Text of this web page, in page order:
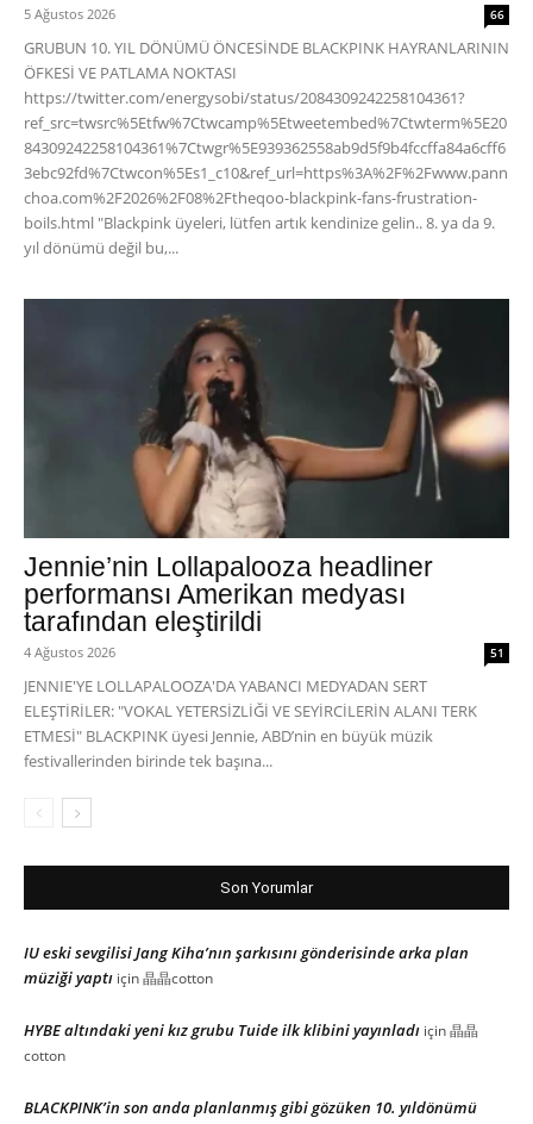
5 Ağustos 2026 66
GRUBUN 10. YIL DÖNÜMÜ ÖNCESİNDE BLACKPINK HAYRANLARININ
ÖFKESİ VE PATLAMA NOKTASI
https://twitter.com/energysobi/status/2084309242258104361?
ref_src=twsrc%5Etfw%7Ctwcamp%5Etweetembed%7Ctwterm%5E20
84309242258104361%7Ctwgr%5E939362558ab9d5f9b4fccffa84a6cff6
3ebc92fd%7Ctwcon%5Es1_c10&ref_url=https%3A%2F%2Fwww.pann
choa.com%2F2026%2F08%2Ftheqoo-blackpink-fans-frustration-
boils.html "Blackpink üyeleri, lütfen artık kendinize gelin.. 8. ya da 9.
yıl dönümü değil bu,...
Jennie’nin Lollapalooza headliner
performansı Amerikan medyası
tarafından eleştirildi
4 Ağustos 2026 51
JENNIE'YE LOLLAPALOOZA'DA YABANCI MEDYADAN SERT
ELEŞTİRİLER: "VOKAL YETERSİZLİĞİ VE SEYİRCİLERİN ALANI TERK
ETMESİ" BLACKPINK üyesi Jennie, ABD’nin en büyük müzik
festivallerinden birinde tek başına...
Son Yorumlar
IU eski sevgilisi Jang Kiha’nın şarkısını gönderisinde arka plan
müziği yaptı için晶晶cotton
HYBE altındaki yeni kız grubu Tuide ilk klibini yayınladı için晶晶
cotton
BLACKPINK’in son anda planlanmış gibi gözüken 10. yıldönümü